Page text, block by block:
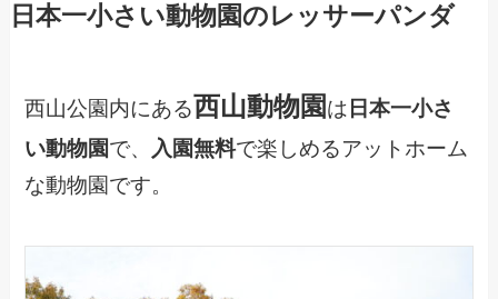
日本一小さい動物園のレッサーパンダ
西山公園内にある西山動物園は 日本一小さ
い動物園で、 入園無料で楽しめるアットホーム
な動物園です。